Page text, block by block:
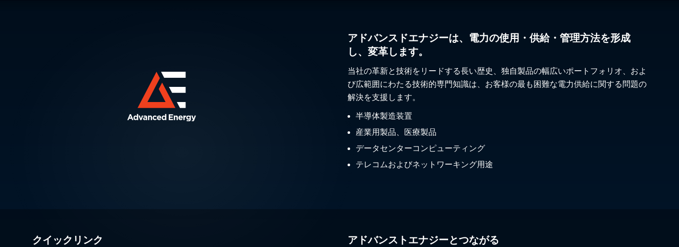
アドバンスドエナジーは、電力の使用・供給・管理方法を形成
し、変革します。
当社の革新と技術をリードする長い歴史、独自製品の幅広いポートフォリオ、およ
び広範囲にわたる技術的専門知識は、お客様の最も困難な電力供給に関する問題の
解決を支援します。
半導体製造装置
産業用製品、医療製品
データセンターコンピューティング
テレコムおよびネットワーキング用途
クイックリンク アドバンストエナジーとつながる